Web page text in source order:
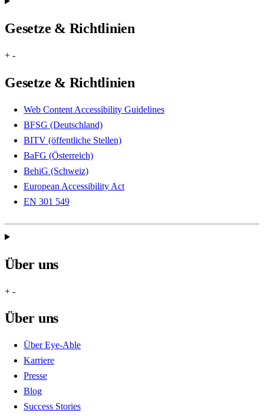
Gesetze & Richtlinien
+ -
Gesetze & Richtlinien
Web Content Accessibility Guidelines
BFSG (Deutschland)
BITV (öffentliche Stellen)
BaFG (Österreich)
BehiG (Schweiz)
European Accessibility Act
EN 301 549
Über uns
+ -
Über uns
Über Eye-Able
Karriere
Presse
Blog
Success Stories